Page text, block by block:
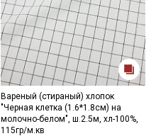
Вареный (стираный) хлопок
"Черная клетка (1.6*1.8см) на
молочно-белом", ш.2.5м, хл-100%,
115гр/м.кв